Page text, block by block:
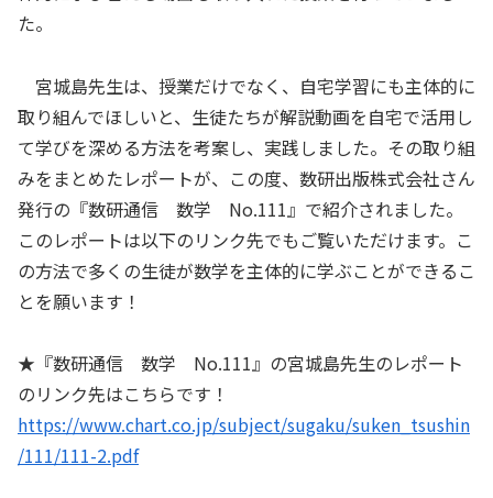
た。
宮城島先生は、授業だけでなく、自宅学習にも主体的に
取り組んでほしいと、生徒たちが解説動画を自宅で活用し
て学びを深める方法を考案し、実践しました。その取り組
みをまとめたレポートが、この度、数研出版株式会社さん
発行の『数研通信 数学 No.111』で紹介されました。
このレポートは以下のリンク先でもご覧いただけます。こ
の方法で多くの生徒が数学を主体的に学ぶことができるこ
とを願います！
★『数研通信 数学 No.111』の宮城島先生のレポート
のリンク先はこちらです！
https://www.chart.co.jp/subject/sugaku/suken_tsushin
/111/111-2.pdf